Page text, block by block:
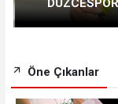
Öne Çıkanlar